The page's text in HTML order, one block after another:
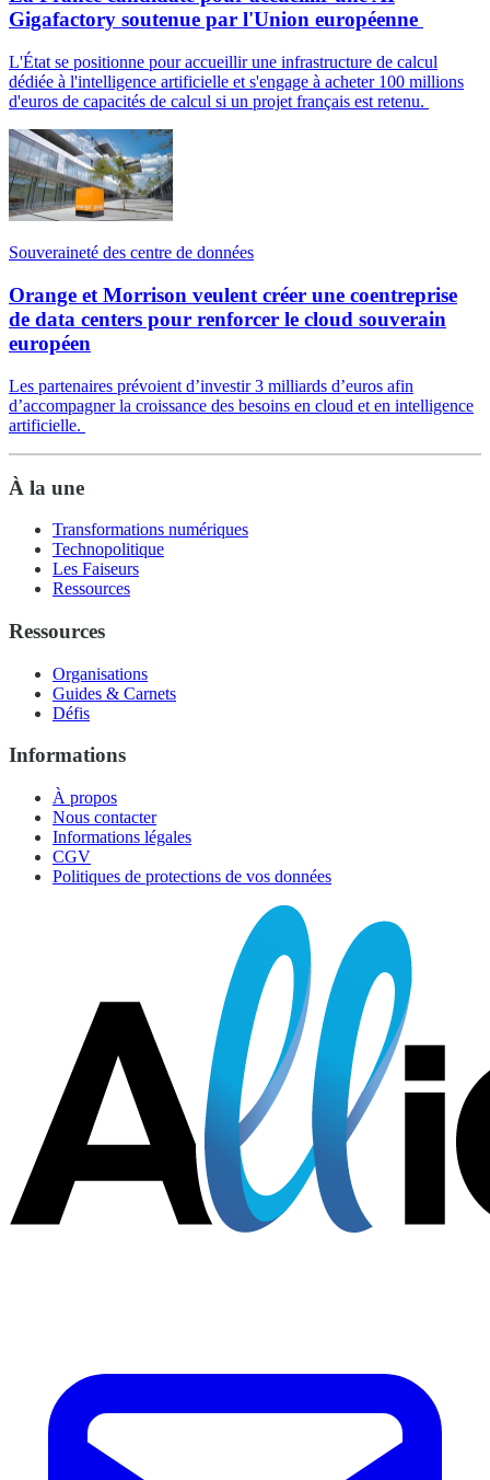
Gigafactory soutenue par l'Union européenne
L'État se positionne pour accueillir une infrastructure de calcul
dédiée à l'intelligence artificielle et s'engage à acheter 100 millions
d'euros de capacités de calcul si un projet français est retenu.
Souveraineté des centre de données
Orange et Morrison veulent créer une coentreprise
de data centers pour renforcer le cloud souverain
européen
Les partenaires prévoient d’investir 3 milliards d’euros afin
d’accompagner la croissance des besoins en cloud et en intelligence
artificielle.
À la une
Transformations numériques
Technopolitique
Les Faiseurs
Ressources
Ressources
Organisations
Guides & Carnets
Défis
Informations
À propos
Nous contacter
Informations légales
CGV
Politiques de protections de vos données